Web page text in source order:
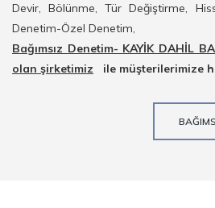
Devir, Bölünme, Tür Değiştirme,
Denetim-Özel Denetim,
Bağımsız Denetim- KAYİK DAHİL
olan şirketimiz
ile müşterilerimize